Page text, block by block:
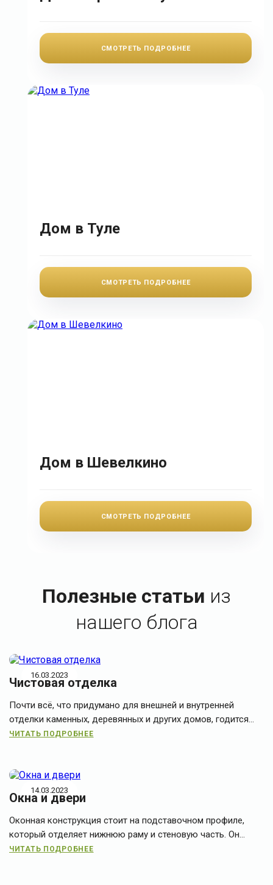
СМОТРЕТЬ ПОДРОБНЕЕ
Дом в Туле
СМОТРЕТЬ ПОДРОБНЕЕ
Дом в Шевелкино
СМОТРЕТЬ ПОДРОБНЕЕ
Полезные статьи из
нашего блога
16.03.2023
Чистовая отделка
Почти всё, что придумано для внешней и внутренней
отделки каменных, деревянных и других домов, годится...
ЧИТАТЬ ПОДРОБНЕЕ
14.03.2023
Окна и двери
Оконная конструкция стоит на подставочном профиле,
который отделяет нижнюю раму и стеновую часть. Он...
ЧИТАТЬ ПОДРОБНЕЕ